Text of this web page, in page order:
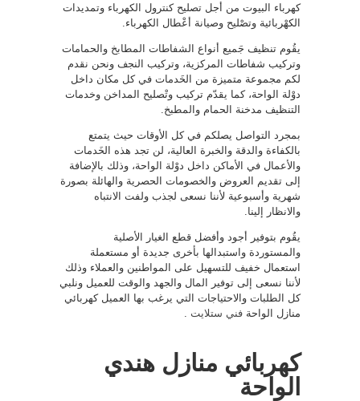
كهرباء البيوت من أجل تصليح كنترول الكهرباء وتمديدات
الكهْربائية وتصْليح وصيانة أعْطال الكهرباء.
يقُوم تنظيف جَميع أنواع الشفاطات المطابخ والحمامات
وتركيب شفاطات المركزية، وتركيب النجف ونحن نقدم
لكم مجموعة متميزة من الخَدمات في كل مكان داخل
دوْلة الواحة، كما يقدّم تركيب وتْصليح المداخن وخدمات
التنظيف مدخنة الحمام والمطبخ.
بمجرد التواصل يصلكم في كل الأوقات حيث يتمتع
بالكفاءة والدقة والخبرة العالية، لن تجد هذه الخَدمات
والأعمال في الأماكن داخل دوْلة الواحة، وذلك بالإضافة
إلى تقديم العروض والخصومات الحصرية والهائلة بصورة
شهرية وأسبوعية لأننا نسعى لجذب ولفت الانتباه
والانظار إلينا.
يقُوم بتوفير أجود وأفضل قطع الغيار الأصلية
والمستوردة واستبدالها بأخرى جديدة أو مستعملة
استعمال خفيف للتسهيل على المواطنين والعملاء وذلك
لأننا نسعى إلى توفير المال والجهد والوقت للعميل ونلبي
كل الطلبات والاحتياجات التي يرغب بها العميل كهربائي
منازل الواحة فني ستلايت
كهربائي منازل هندي
الواحة